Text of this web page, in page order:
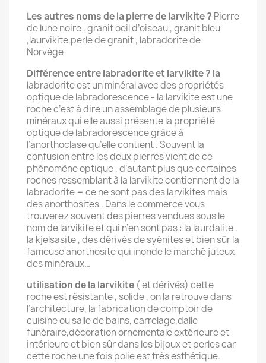
Les autres noms de la pierre de larvikite ? Pierre
de lune noire , granit oeil d’oiseau , granit bleu
,laurvikite,perle de granit , labradorite de
Norvège
Différence entre labradorite et larvikite ? la
labradorite est un minéral avec des propriétés
optique de labradorescence - la larvikite est une
roche c’est à dire un assemblage de plusieurs
minéraux qui elle aussi présente la propriété
optique de labradorescence grâce à
l’anorthoclase qu’elle contient . Souvent la
confusion entre les deux pierres vient de ce
phénomène optique , d’autant plus que certaines
roches ressemblant à la larvikite contiennent de la
labradorite = ce ne sont pas des larvikites mais
des anorthosites . Dans le commerce vous
trouverez souvent des pierres vendues sous le
nom de larvikite et qui n’en sont pas : la laurdalite ,
la kjelsasite , des dérivés de syénites et bien sûr la
fameuse anorthosite qui inonde le marché juteux
des minéraux…
utilisation de la larvikite ( et dérivés) cette
roche est résistante , solide , on la retrouve dans
l’architecture, la fabrication de comptoir de
cuisine ou salle de bains, carrelage,dalle
funéraire,décoration ornementale extérieure et
intérieure et bien sûr dans les bijoux et perles car
cette roche une fois polie est très esthétique.